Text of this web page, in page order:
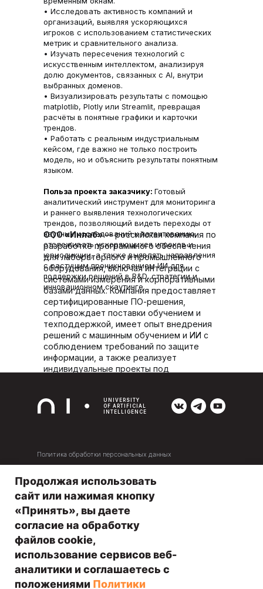
• Исследовать активность компаний и
организаций, выявляя ускоряющихся
игроков с использованием статистических
метрик и сравнительного анализа.
• Изучать пересечения технологий с
искусственным интеллектом, анализируя
долю документов, связанных с AI, внутри
выбранных доменов.
• Визуализировать результаты с помощью
matplotlib, Plotly или Streamlit, превращая
расчёты в понятные графики и карточки
трендов.
• Работать с реальным индустриальным
кейсом, где важно не только построить
модель, но и объяснить результаты понятным
языком.
Польза проекта заказчику: Готовый
аналитический инструмент для мониторинга
и раннего выявления технологических
трендов, позволяющий видеть переходы от
научных исследований к патентованию,
отслеживать ускоряющихся игроков и
юрисдикции, а также выявлять направления
с растущим проникновением ИИ для
поддержки решений в R&D, стратегии и
инновационном скаутинге.
ООО «Инлаб»— российская компания по
разработке программного обеспечения
для лабораторного и промышленного
оборудования, включая интеграции с
системами измерения и корпоративными
базами данных. Компания предоставляет
сертифицированные ПО-решения,
сопровождает поставки обучением и
техподдержкой, имеет опыт внедрения
решений с машинным обучением и ИИ с
соблюдением требований по защите
информации, а также реализует
индивидуальные проекты под
Продолжая использовать
сайт или нажимая кнопку
«Принять», вы даете
согласие на обработку
файлов cookie,
использование сервисов веб-
аналитики и соглашаетесь с
положениями Политики
+7 (495) 278-18-40
117342 Москва, ул. Бутлерова, д.17,
этаж 3, комната 95, офис 221
Политика обработки персональных данных
Оплата и рассрочка
INFO@NEURAL-UNIVERSITY.RU
MARKETING@NEURAL-UNIVERSITY.RU
UNIVERSITY
OF ARTIFICIAL
INTELLIGENCE